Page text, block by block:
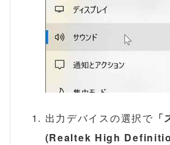
出力デバイスの選択で
(Realtek High